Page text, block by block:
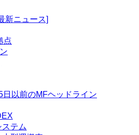
新ニュース]
点
日以前のMFヘッドライン
テム